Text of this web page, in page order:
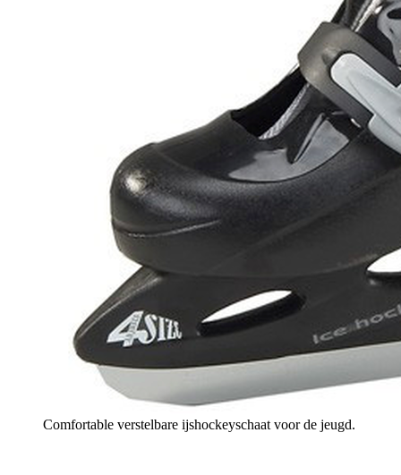
Comfortable verstelbare ijshockeyschaat voor de jeugd.